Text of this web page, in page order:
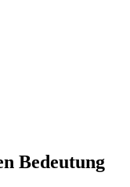
Bedeutung